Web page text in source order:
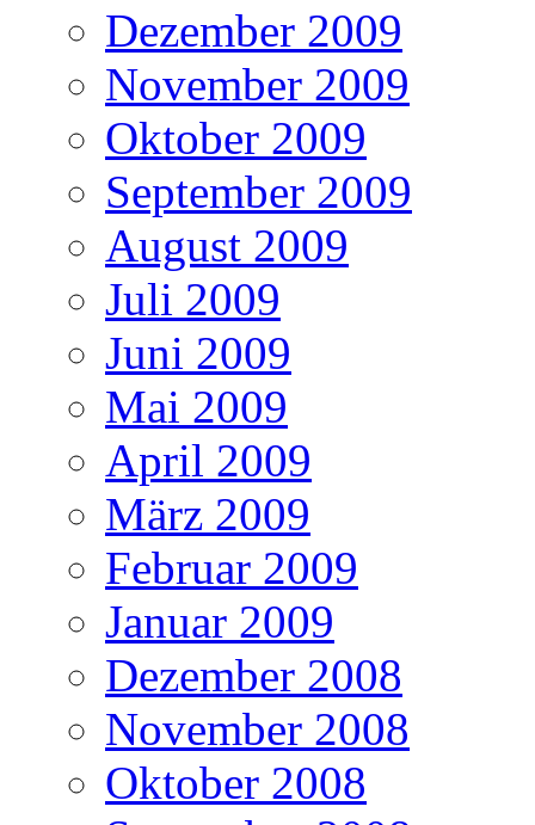
Dezember 2009
November 2009
Oktober 2009
September 2009
August 2009
Juli 2009
Juni 2009
Mai 2009
April 2009
März 2009
Februar 2009
Januar 2009
Dezember 2008
November 2008
Oktober 2008